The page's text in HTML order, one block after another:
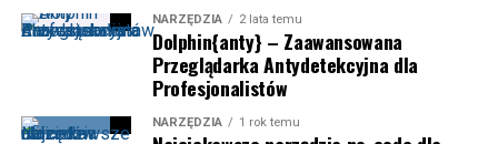
NARZĘDZIA 2 lata temu
Dolphin{anty} – Zaawansowana
Przeglądarka Antydetekcyjna dla
Profesjonalistów
NARZĘDZIA 1 rok temu